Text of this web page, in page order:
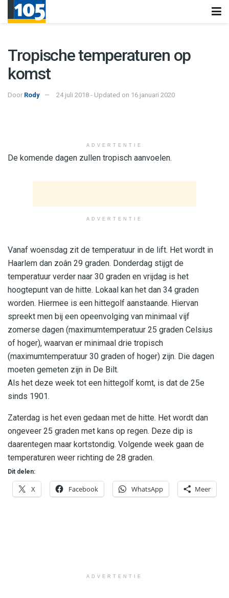
Tropische temperaturen op
komst
Door Rody 24 juli 2018 - Updated on 16 januari 2020
ADVERTENTIE
De komende dagen zullen tropisch aanvoelen.
ADVERTENTIE
Vanaf woensdag zit de temperatuur in de lift. Het wordt in
Haarlem dan zoân 29 graden. Donderdag stijgt de
temperatuur verder naar 30 graden en vrijdag is het
hoogtepunt van de hitte. Lokaal kan het dan 34 graden
worden. Hiermee is een hittegolf aanstaande. Hiervan
spreekt men bij een opeenvolging van minimaal vijf
zomerse dagen (maximumtemperatuur 25 graden Celsius
of hoger), waarvan er minimaal drie tropisch
(maximumtemperatuur 30 graden of hoger) zijn. Die dagen
moeten gemeten zijn in De Bilt.
Als het deze week tot een hittegolf komt, is dat de 25e
sinds 1901.
Zaterdag is het even gedaan met de hitte. Het wordt dan
ongeveer 25 graden met kans op regen. Deze dip is
daarentegen maar kortstondig. Volgende week gaan de
temperaturen weer richting de 28 graden.
Dit delen:
X Facebook WhatsApp Meer
ADVERTENTIE